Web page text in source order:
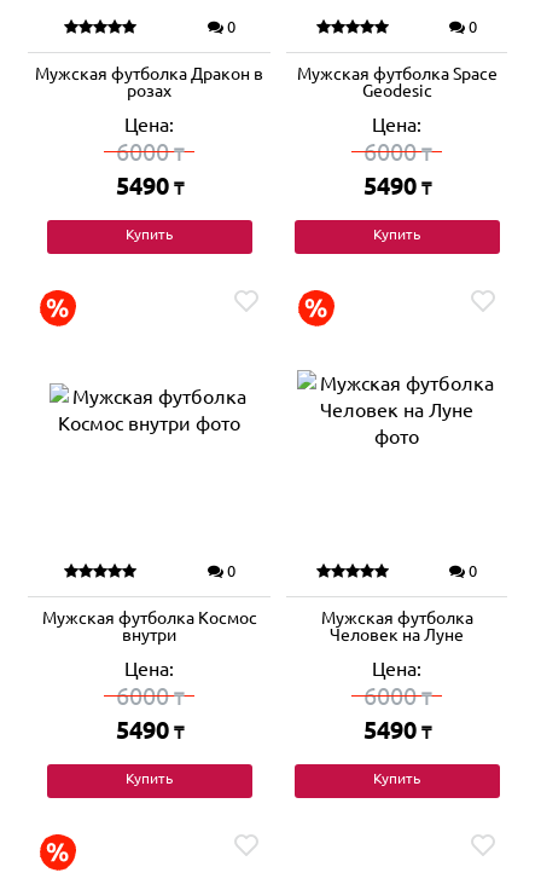
0
Мужская футболка Дракон в
розах
Цена:
6000₸
5490 ₸
Купить
0
Мужская футболка Space
Geodesic
Цена:
6000₸
5490 ₸
Купить
0
Мужская футболка Космос
внутри
Цена:
6000₸
5490 ₸
Купить
0
Мужская футболка
Человек на Луне
Цена:
6000₸
5490 ₸
Купить